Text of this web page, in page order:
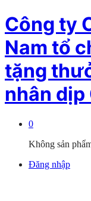
Công ty
Nam tổ
tặng
nhân dịp
0
Không sản
Đăng nhập